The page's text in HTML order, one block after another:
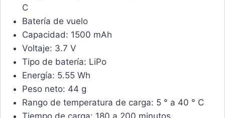
C
Batería de vuelo
Capacidad: 1500 mAh
Voltaje: 3.7 V
Tipo de batería: LiPo
Energía: 5.55 Wh
Peso neto: 44 g
Rango de temperatura de carga: 5 ° a 40 ° C